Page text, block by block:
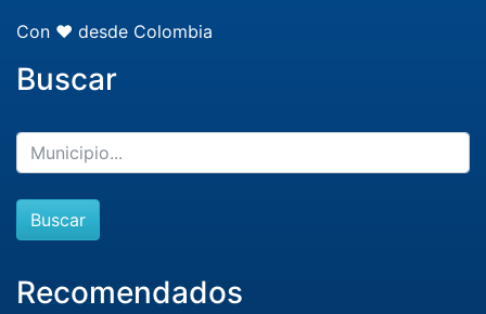
Con ❤️ desde Colombia
Buscar
Buscar
Recomendados